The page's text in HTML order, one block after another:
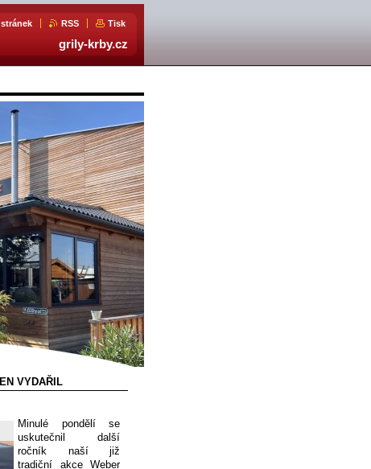
RSS Tisk
grily-krby.cz
VYDAŘIL
Minulé pondělí se
uskutečnil další
ročník naší již
tradiční akce Weber